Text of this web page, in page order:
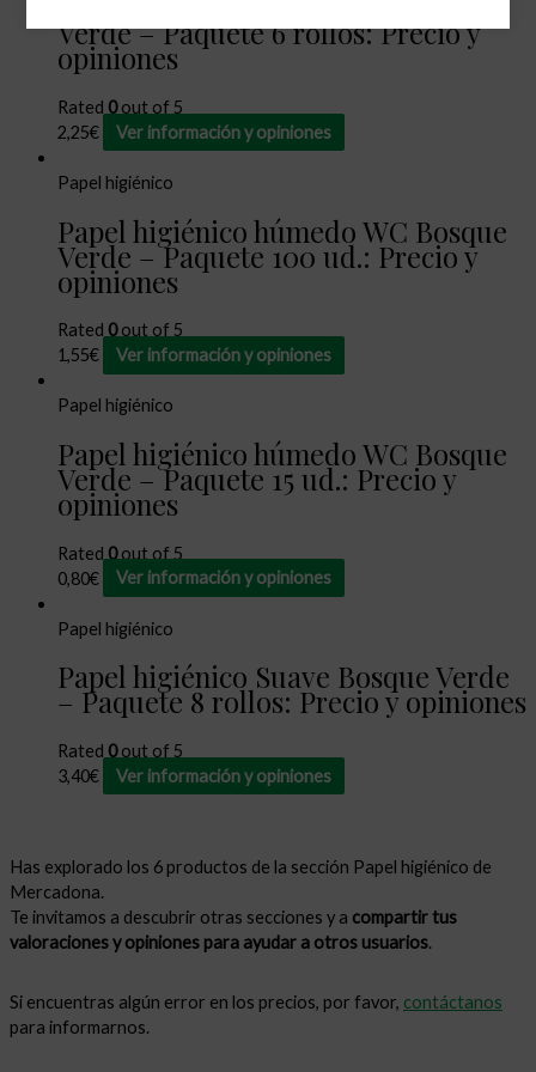
Verde – Paquete 6 rollos: Precio y
opiniones
Rated 0out of 5
2,25€ Ver información y opiniones
Papel higiénico
Papel higiénico húmedo WC Bosque
Verde – Paquete 100 ud.: Precio y
opiniones
Rated 0out of 5
1,55€ Ver información y opiniones
Papel higiénico
Papel higiénico húmedo WC Bosque
Verde – Paquete 15 ud.: Precio y
opiniones
Rated 0out of 5
0,80€ Ver información y opiniones
Papel higiénico
Papel higiénico Suave Bosque Verde
– Paquete 8 rollos: Precio y opiniones
Rated 0out of 5
3,40€ Ver información y opiniones
Has explorado los 6 productos de la sección Papel higiénico de
Mercadona.
Te invitamos a descubrir otras secciones y a compartir tus
valoraciones y opiniones para ayudar a otros usuarios.
Si encuentras algún error en los precios, por favor, contáctanos
para informarnos.